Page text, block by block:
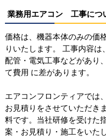
業務用エアコン 工事につ
価格は、機器本体のみの価
りいたします。 工事内容は
配管・電気工事などがあり
て費用 に差があります。
エアコンフロンティアでは
お見積りをさせていただき
料です。当社研修を受けた
案・お見積り・施工をいた